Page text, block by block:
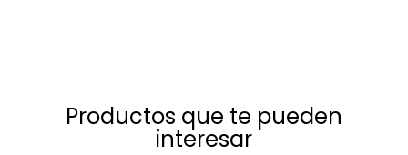
Productos que te pueden
interesar